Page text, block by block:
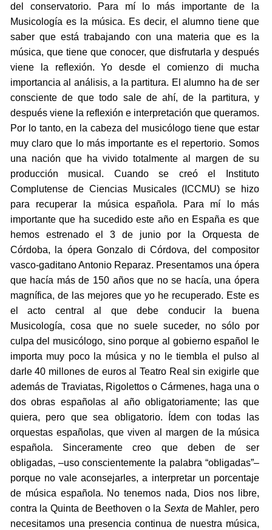
del conservatorio. Para mí lo más importante de la
Musicología es la música. Es decir, el alumno tiene que
saber que está trabajando con una materia que es la
música, que tiene que conocer, que disfrutarla y después
viene la reflexión. Yo desde el comienzo di mucha
importancia al análisis, a la partitura. El alumno ha de ser
consciente de que todo sale de ahí, de la partitura, y
después viene la reflexión e interpretación que queramos.
Por lo tanto, en la cabeza del musicólogo tiene que estar
muy claro que lo más importante es el repertorio. Somos
una nación que ha vivido totalmente al margen de su
producción musical. Cuando se creó el Instituto
Complutense de Ciencias Musicales (ICCMU) se hizo
para recuperar la música española. Para mí lo más
importante que ha sucedido este año en España es que
hemos estrenado el 3 de junio por la Orquesta de
Córdoba, la ópera Gonzalo di Córdova, del compositor
vasco-gaditano Antonio Reparaz. Presentamos una ópera
que hacía más de 150 años que no se hacía, una ópera
magnífica, de las mejores que yo he recuperado. Este es
el acto central al que debe conducir la buena
Musicología, cosa que no suele suceder, no sólo por
culpa del musicólogo, sino porque al gobierno español le
importa muy poco la música y no le tiembla el pulso al
darle 40 millones de euros al Teatro Real sin exigirle que
además de Traviatas, Rigolettos o Cármenes, haga una o
dos obras españolas al año obligatoriamente; las que
quiera, pero que sea obligatorio. Ídem con todas las
orquestas españolas, que viven al margen de la música
española. Sinceramente creo que deben de ser
obligadas, –uso conscientemente la palabra “obligadas”–
porque no vale aconsejarles, a interpretar un porcentaje
de música española. No tenemos nada, Dios nos libre,
contra la Quinta de Beethoven o laSexta de Mahler, pero
necesitamos una presencia continua de nuestra música,